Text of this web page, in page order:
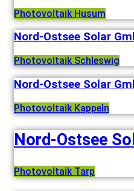
Photovoltaik Husum
Nord-Ostsee Solar
Photovoltaik Schleswig
Nord-Ostsee Solar
Photovoltaik Kappeln
Nord-Ostsee
Photovoltaik Tarp